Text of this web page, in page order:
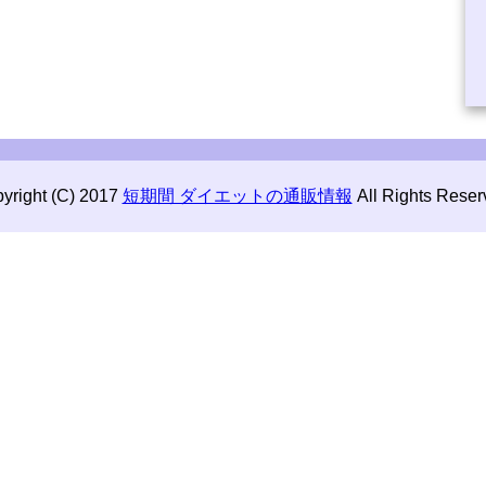
(C) 2017 短期間 ダイエットの通販情報 All Rights